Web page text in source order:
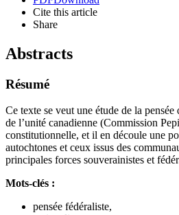
Cite this article
Share
Abstracts
Résumé
Ce texte se veut une étude de la
de l’unité canadienne (Commission
constitutionnelle, et il en découle une
autochtones et ceux issus des
principales forces souverainistes et
Mots-clés :
pensée fédéraliste,